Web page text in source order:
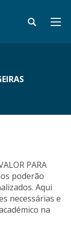
PARA
poderão
Aqui
necessárias e
na